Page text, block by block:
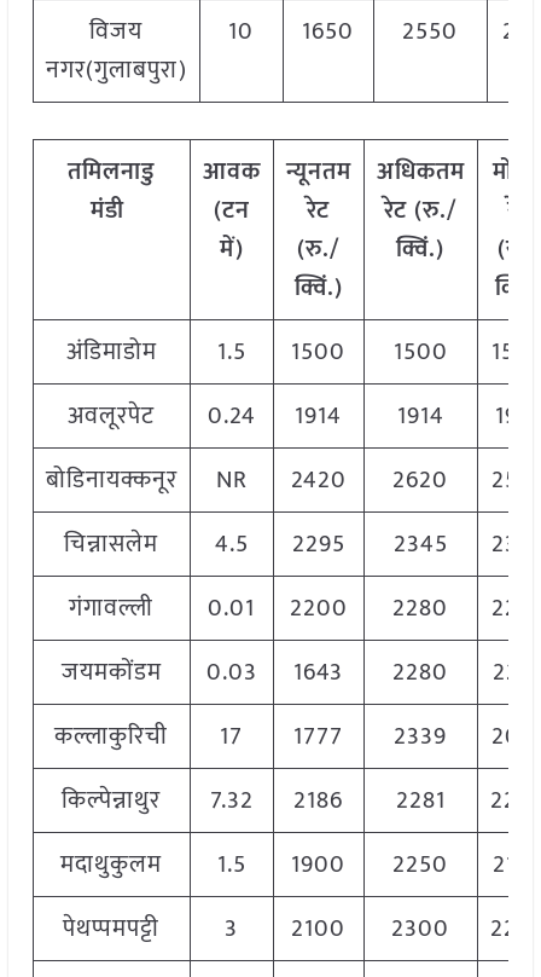
विजय
नगर(गुलाबपुरा)
10 1650 2550
तमिलनाडु
मंडी
आवक
(टन
में)
न्यूनतम
रेट
(रु./
क्विं.)
अधिकतम
रेट (रु./
क्विं.)
रेट
(रु./
अंडिमाडोम
1.5 1500 1500
अवलूरपेट
0.24 1914 1914
बोडिनायक्कनूर
NR 2420 2620
चिन्नासलेम
4.5 2295 2345
गंगावल्ली
0.01 2200 2280
जयमकोंडम
0.03 1643 2280
कल्लाकुरिची
17 1777 2339
किल्पेन्नाथुर
7.32 2186 2281
मदाथुकुलम
1.5 1900 2250
पेथप्पमपट्टी
3 2100 2300